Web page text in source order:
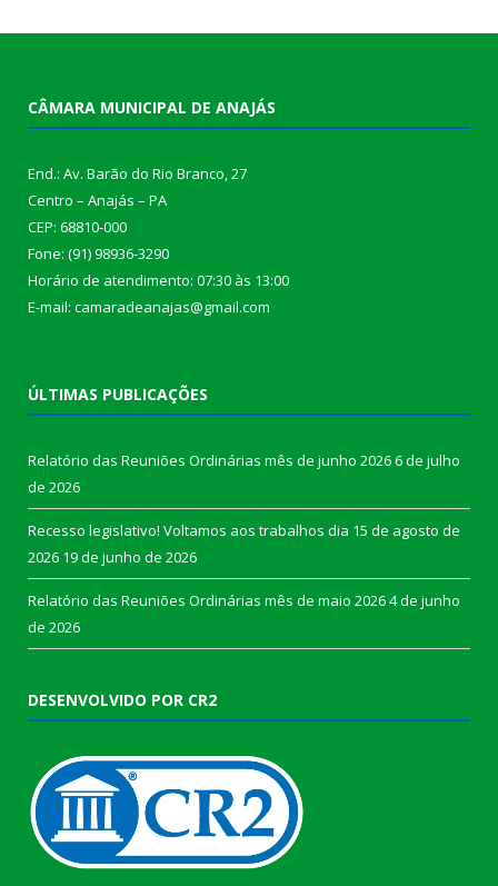
CÂMARA MUNICIPAL DE ANAJÁS
End.: Av. Barão do Rio Branco, 27
Centro – Anajás – PA
CEP: 68810-000
Fone: (91) 98936-3290
Horário de atendimento: 07:30 às 13:00
E-mail: camaradeanajas@gmail.com
ÚLTIMAS PUBLICAÇÕES
Relatório das Reuniões Ordinárias mês de junho 20266 de julho
de 2026
Recesso legislativo! Voltamos aos trabalhos dia 15 de agosto de
2026 19 de junho de 2026
Relatório das Reuniões Ordinárias mês de maio 20264 de junho
de 2026
DESENVOLVIDO POR CR2